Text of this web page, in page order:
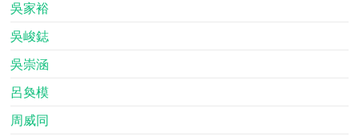
吳家裕
吳峻鋕
吳崇涵
呂奐模
周威同